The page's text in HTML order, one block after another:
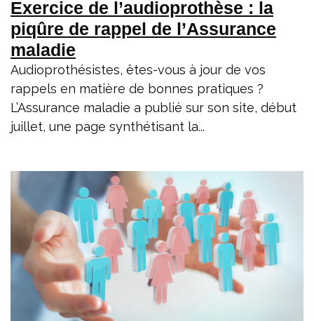
Exercice de l’audioprothèse : la
piqûre de rappel de l’Assurance
maladie
Audioprothésistes, êtes-vous à jour de vos
rappels en matière de bonnes pratiques ?
L’Assurance maladie a publié sur son site, début
juillet, une page synthétisant la...